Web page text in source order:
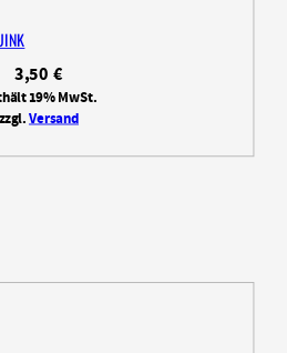
3,50€
19% MwSt.
zzgl.Versand